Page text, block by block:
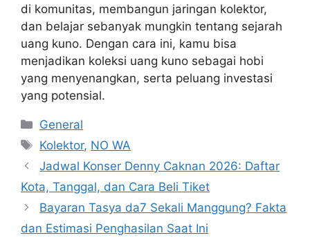
di komunitas, membangun jaringan kolektor,
dan belajar sebanyak mungkin tentang sejarah
uang kuno. Dengan cara ini, kamu bisa
menjadikan koleksi uang kuno sebagai hobi
yang menyenangkan, serta peluang investasi
yang potensial.
Kategori
General
Tag
Kolektor, NO WA
Jadwal Konser Denny Caknan 2026: Daftar
Kota, Tanggal, dan Cara Beli Tiket
Bayaran Tasya da7 Sekali Manggung? Fakta
dan Estimasi Penghasilan Saat Ini